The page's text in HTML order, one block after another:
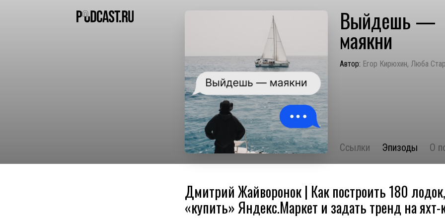
Выйдешь —
маякни
Автор: Егор Кирюхин, Люба
Ссылки Эпизоды О
Дмитрий Жайворонок | Как построить 180 лодок,
«купить» Яндекс.Маркет и задать тренд на